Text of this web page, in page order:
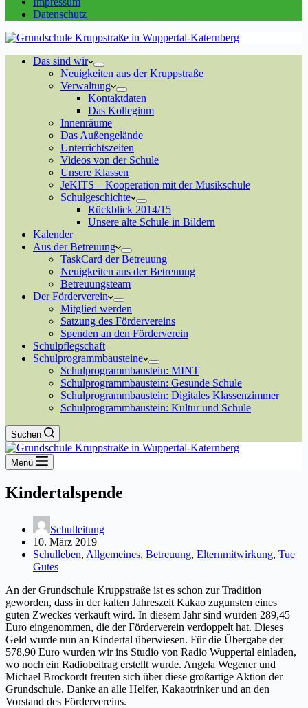
Datenschutz
Das sind wir
Neuigkeiten aus der Kruppstraße
Verwaltung
Kontaktdaten
Das Kollegium
Innenräume
Das Außengelände
Unterrichtszeiten
Videos von der Schule
Unsere Klassen
JeKITS – Kooperation mit der Musikschule
Schulgeschichte
Rückblick 2014/15
Unsere alte Schule in Bildern
Kalender
Aus der Betreuung
TaskCard der Betreuung
Neuigkeiten aus der Betreuung
Betreuungsteam
Der Förderverein
Mitglied werden
Satzung des Fördervereins
Spenden an den Förderverein
Schulpflegschaft
Schulprogrammbausteine
Schulprogrammbaustein: MINT
Schulprogrammbaustein: Gesunde Schule
Schulprogrammbaustein: Digitales Klassenzimmer
Schulprogrammbaustein: Kultur und Schule
Suchen
Menü
Kindertalspende
Schulleitung
10. März 2019
Schulleben, Allgemeines, Betreuung, Elternmitwirkung, Tue
Gutes
An der Grundschule Kruppstraße ist es schon zur Tradition
geworden, dass in der kalten Jahreszeit Kakao zugunsten eines
guten Zweckes verkauft wird. In diesem Jahr sind wurden 289,45
Euro eingenommen, die der Förderverein verdoppelt hat. Dieses
Geld wurde nun an Kindertal überwiesen. Für die Übergabe der
578,90 Euro wurden wir ins Studio von Radio Wuppertal einladen,
wo noch ein Radiobeitrag erstellt wurde. Angela Wegener und
Michael Brockordt freuten sich über diese großartige Aktion der
Grundschule. Danke an alle Helfer, Kakaotrinker und an den
Vorstand des Fördervereins.